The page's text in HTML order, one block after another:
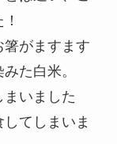
がますます
た白米。
いました
てしまいま